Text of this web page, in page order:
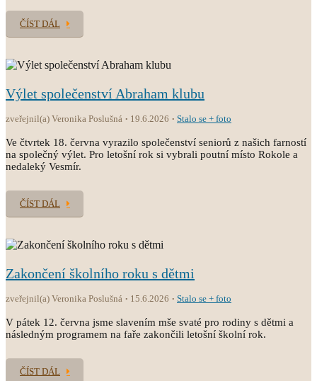
ČÍST DÁL
Výlet společenství Abraham klubu
zveřejnil(a) Veronika Poslušná 19.6.2026 Stalo se + foto
Ve čtvrtek 18. června vyrazilo společenství seniorů z našich farností
na společný výlet. Pro letošní rok si vybrali poutní místo Rokole a
nedaleký Vesmír.
ČÍST DÁL
Zakončení školního roku s dětmi
zveřejnil(a) Veronika Poslušná 15.6.2026 Stalo se + foto
V pátek 12. června jsme slavením mše svaté pro rodiny s dětmi a
následným programem na faře zakončili letošní školní rok.
ČÍST DÁL